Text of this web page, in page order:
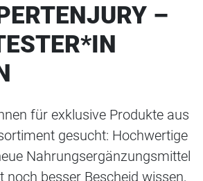
–
für exklusive Produkte aus
gesucht: Hochwertige
Nahrungsergänzungsmittel
noch besser Bescheid wissen,